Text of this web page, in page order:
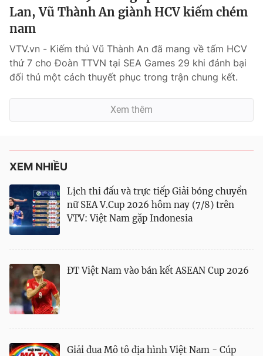
Lan, Vũ Thành An giành HCV kiếm chém
nam
VTV.vn - Kiếm thủ Vũ Thành An đã mang về tấm HCV
thứ 7 cho Đoàn TTVN tại SEA Games 29 khi đánh bại
đối thủ một cách thuyết phục trong trận chung kết.
Xem thêm
XEM NHIỀU
Lịch thi đấu và trực tiếp Giải bóng chuyền
nữ SEA V.Cup 2026 hôm nay (7/8) trên
VTV: Việt Nam gặp Indonesia
ĐT Việt Nam vào bán kết ASEAN Cup 2026
Giải đua Mô tô địa hình Việt Nam - Cúp